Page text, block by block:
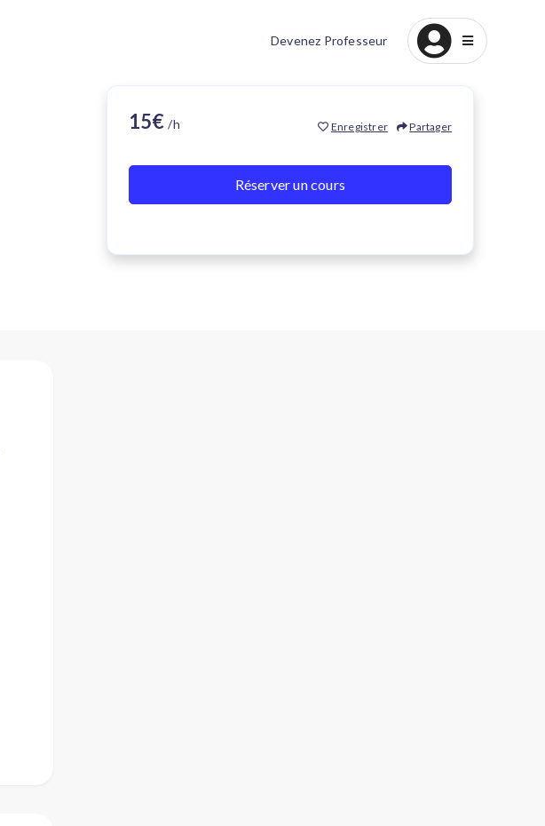
Devenez Professeur
15€/h Enregistrer Partager
Réserver un cours